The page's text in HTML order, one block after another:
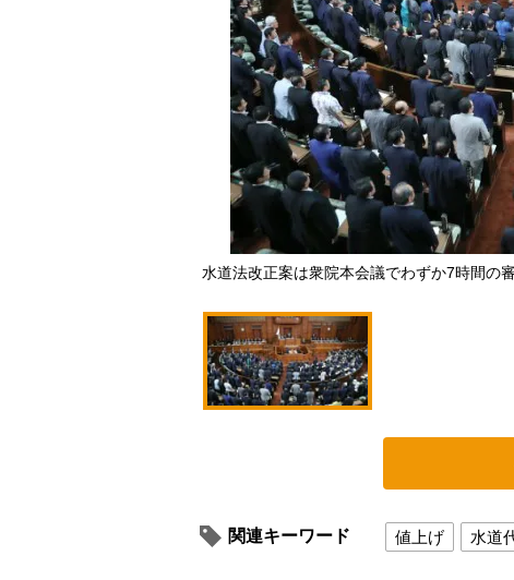
水道法改正案は衆院本会議でわずか7時間の
関連キーワード 値上げ 水道